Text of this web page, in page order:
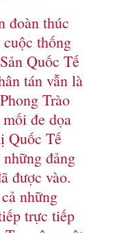
đoàn thúc
thống
Quốc Tế
tán vẫn là
Trào
đe dọa
Quốc Tế
đảng
được vào.
những
trực tiếp